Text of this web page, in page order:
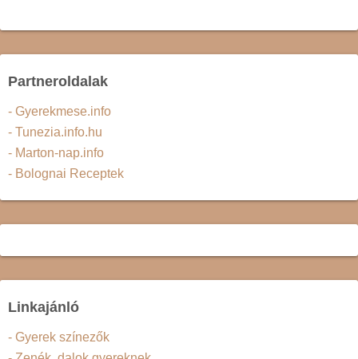
Partneroldalak
- Gyerekmese.info
- Tunezia.info.hu
- Marton-nap.info
- Bolognai Receptek
Linkajánló
- Gyerek színezők